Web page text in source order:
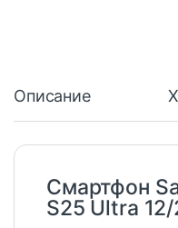
Описание
Смартфон
S25 Ultra